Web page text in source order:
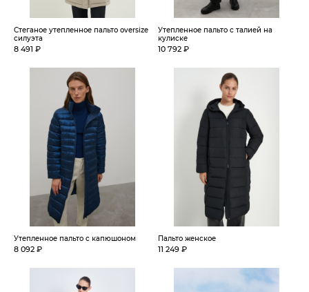
Стеганое утепленное пальто oversize
силуэта
8 491 ₽
Утепленное пальто с талией на
кулиске
10 792 ₽
Утепленное пальто с капюшоном
8 092 ₽
Пальто женское
11 249 ₽